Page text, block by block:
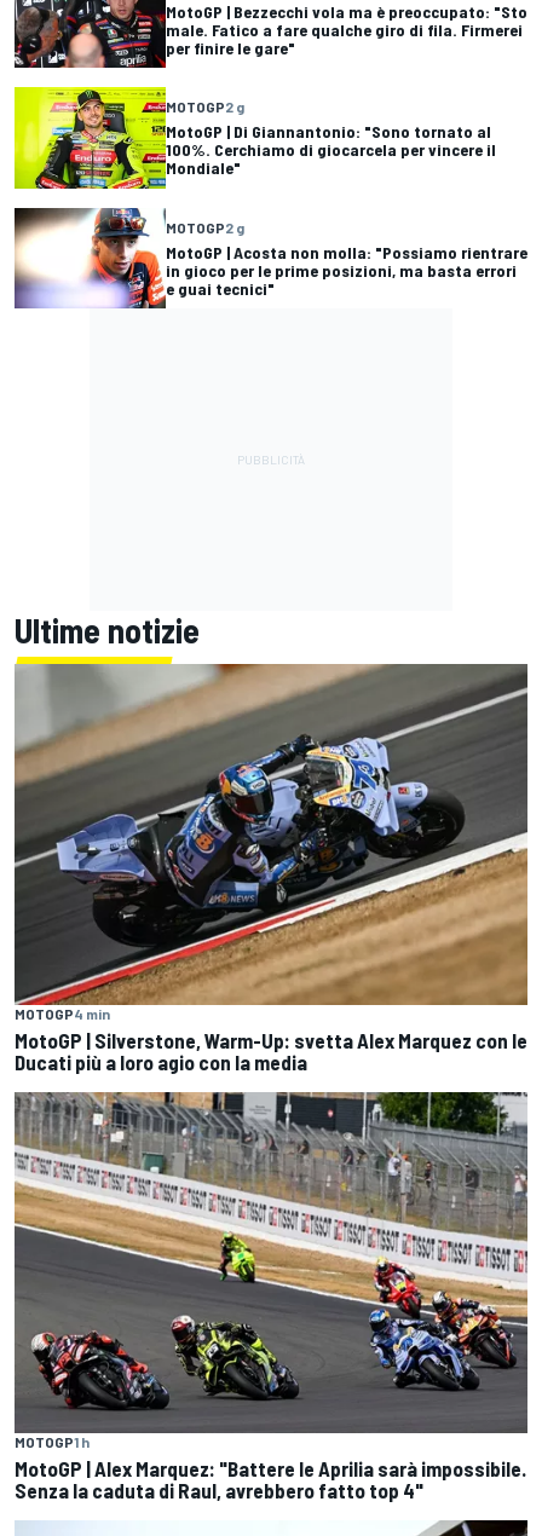
MotoGP | Bezzecchi vola ma è preoccupato: "Sto
male. Fatico a fare qualche giro di fila. Firmerei
per finire le gare"
MOTOGP2 g
MotoGP | Di Giannantonio: "Sono tornato al
100%. Cerchiamo di giocarcela per vincere il
Mondiale"
MOTOGP2 g
MotoGP | Acosta non molla: "Possiamo rientrare
in gioco per le prime posizioni, ma basta errori
e guai tecnici"
Ultime notizie
MOTOGP4 min
MotoGP | Silverstone, Warm-Up: svetta Alex Marquez con le
Ducati più a loro agio con la media
MOTOGP1 h
MotoGP | Alex Marquez: "Battere le Aprilia sarà impossibile.
Senza la caduta di Raul, avrebbero fatto top 4"